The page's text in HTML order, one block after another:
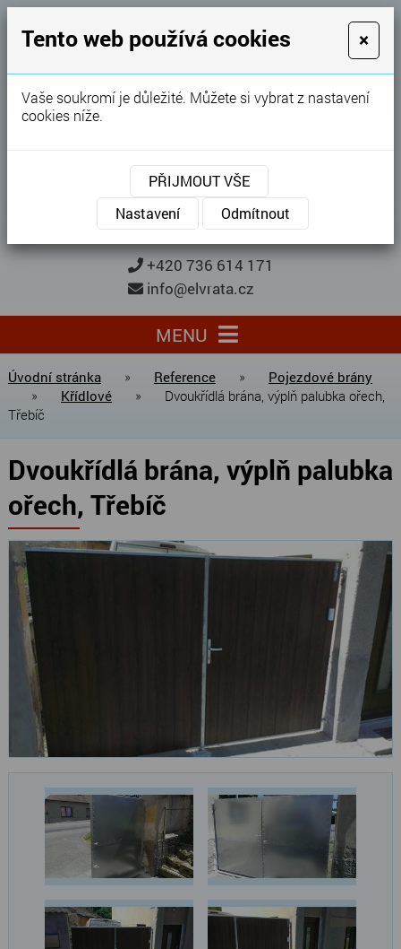
GARÁŽOVÁ VRATA
Karel Procházka
Garážová vrata, brány, ploty ...
Kontaktujte nás
KONTAKTUJTE NÁS
+420 736 614 171
info@elvrata.cz
MENU
Úvodní stránka » Reference »
Pojezdové brány
»
Křídlové »
Dvoukřídlá brána, výplň palubka ořech,
Třebíč
Dvoukřídlá brána, výplň palubka
ořech, Třebíč
Tento web používá cookies ×
Vaše soukromí je důležité. Můžete si vybrat z nastavení
cookies níže.
PŘIJMOUT VŠE
Nastavení
Odmítnout